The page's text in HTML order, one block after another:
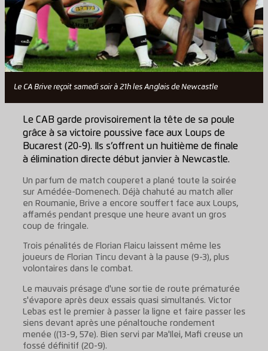
Le CA Brive reçoit samedi soir à 21h les Anglais de Newcastle
Le CAB garde provisoirement la tête de sa poule
grâce à sa victoire poussive face aux Loups de
Bucarest (20-9). Ils s’offrent un huitième de finale
à élimination directe début janvier à Newcastle.
Un parfum de match couperet a plané toute la soirée
sur Amédée-Domenech. Déjà chahuté au match aller
en Roumanie, Brive a encore souffert face aux Loups,
affamés pendant presque une heure avant un gros
coup de fringale.
Trois pénalités de Florian Flaicu laissent même les
joueurs de Florian Tincu devant à la pause (9-3), plus
volontaires dans le combat.
Le mauvais présage d'une sortie de route prématurée
s'évapore après deux essais quasi simultanés. Victor
Lebas est le premier à passer la ligne et faire passer les
siens devant après une pénaltouche rondement
menée ((13-9, 57e). Bien servi par Ma'Ilei, Mafi creuse un
fossé définitif (20-9).